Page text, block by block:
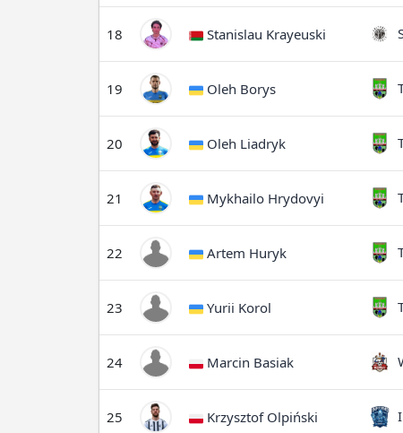
18 Stanislau Krayeuski
19 Oleh Borys
20 Oleh Liadryk
21 Mykhailo Hrydovyi
22 Artem Huryk
23 Yurii Korol
24 Marcin Basiak
25 Krzysztof Olpiński